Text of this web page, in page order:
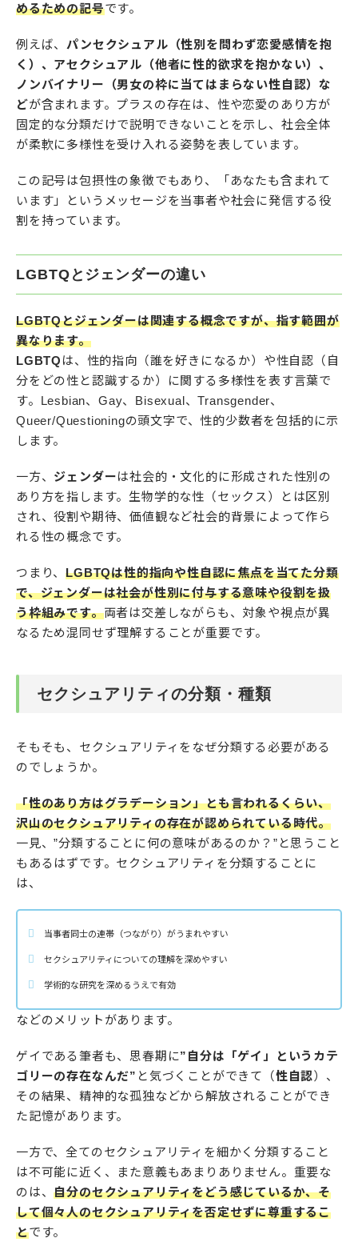
めるための記号です。
例えば、 パンセクシュアル（性別を問わず恋愛感情を抱
く）、アセクシュアル（他者に性的欲求を抱かない）、
ノンバイナリー（男女の枠に当てはまらない性自認）な
どが含まれます。プラスの存在は、性や恋愛のあり方が
固定的な分類だけで説明できないことを示し、社会全体
が柔軟に多様性を受け入れる姿勢を表しています。
この記号は包摂性の象徴でもあり、「あなたも含まれて
います」というメッセージを当事者や社会に発信する役
割を持っています。
LGBTQとジェンダーの違い
LGBTQとジェンダーは関連する概念ですが、指す範囲が
異なります。
LGBTQ は、性的指向（誰を好きになるか）や性自認（自
分をどの性と認識するか）に関する多様性を表す言葉で
す。Lesbian、Gay、Bisexual、Transgender、
Queer/Questioningの頭文字で、性的少数者を包括的に示
します。
一方、 ジェンダーは社会的・文化的に形成された性別の
あり方を指します。生物学的な性（セックス）とは区別
され、役割や期待、価値観など社会的背景によって作ら
れる性の概念です。
つまり、LGBTQは性的指向や性自認に焦点を当てた分類
で、ジェンダーは社会が性別に付与する意味や役割を扱
う枠組みです。両者は交差しながらも、対象や視点が異
なるため混同せず理解することが重要です。
セクシュアリティの分類・種類
そもそも、セクシュアリティをなぜ分類する必要がある
のでしょうか。
「性のあり方はグラデーション」とも言われるくらい、
沢山のセクシュアリティの存在が認められている時代。
一見、”分類することに何の意味があるのか？”と思うこと
もあるはずです。セクシュアリティを分類することに
は、
当事者同士の連帯（つながり）がうまれやすい
セクシュアリティについての理解を深めやすい
学術的な研究を深めるうえで有効
などのメリットがあります。
ゲイである筆者も、思春期に”自分は「ゲイ」というカテ
ゴリーの存在なんだ” と気づくことができて（性自認）、
その結果、精神的な孤独などから解放されることができ
た記憶があります。
一方で、全てのセクシュアリティを細かく分類すること
は不可能に近く、また意義もあまりありません。重要な
のは、自分のセクシュアリティをどう感じているか、そ
して個々人のセクシュアリティを否定せずに尊重するこ
とです。